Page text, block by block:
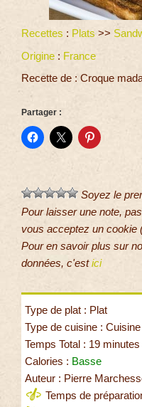
Recettes : Plats >>
Origine : France
Recette de : Croque
Partager :
Soyez le
Pour laisser une note,
vous acceptez un cookie
Pour en savoir plus sur
données, c'estici
Type de plat : Plat
Type de cuisine :
Temps Total : 19 minutes
Calories : Basse
Auteur : Pierre
Temps de